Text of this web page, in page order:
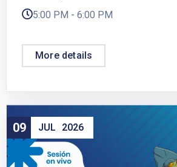
5:00 PM - 6:00 PM
More details
09 JUL 2026